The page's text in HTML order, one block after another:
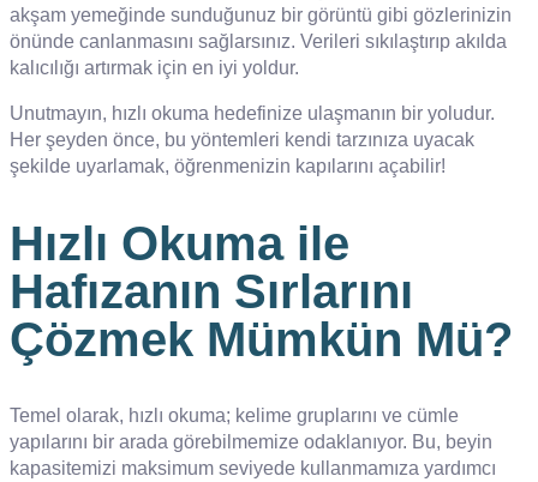
akşam yemeğinde sunduğunuz bir görüntü gibi gözlerinizin
önünde canlanmasını sağlarsınız. Verileri sıkılaştırıp akılda
kalıcılığı artırmak için en iyi yoldur.
Unutmayın, hızlı okuma hedefinize ulaşmanın bir yoludur.
Her şeyden önce, bu yöntemleri kendi tarzınıza uyacak
şekilde uyarlamak, öğrenmenizin kapılarını açabilir!
Hızlı Okuma ile
Hafızanın Sırlarını
Çözmek Mümkün Mü?
Temel olarak, hızlı okuma; kelime gruplarını ve cümle
yapılarını bir arada görebilmemize odaklanıyor. Bu, beyin
kapasitemizi maksimum seviyede kullanmamıza yardımcı